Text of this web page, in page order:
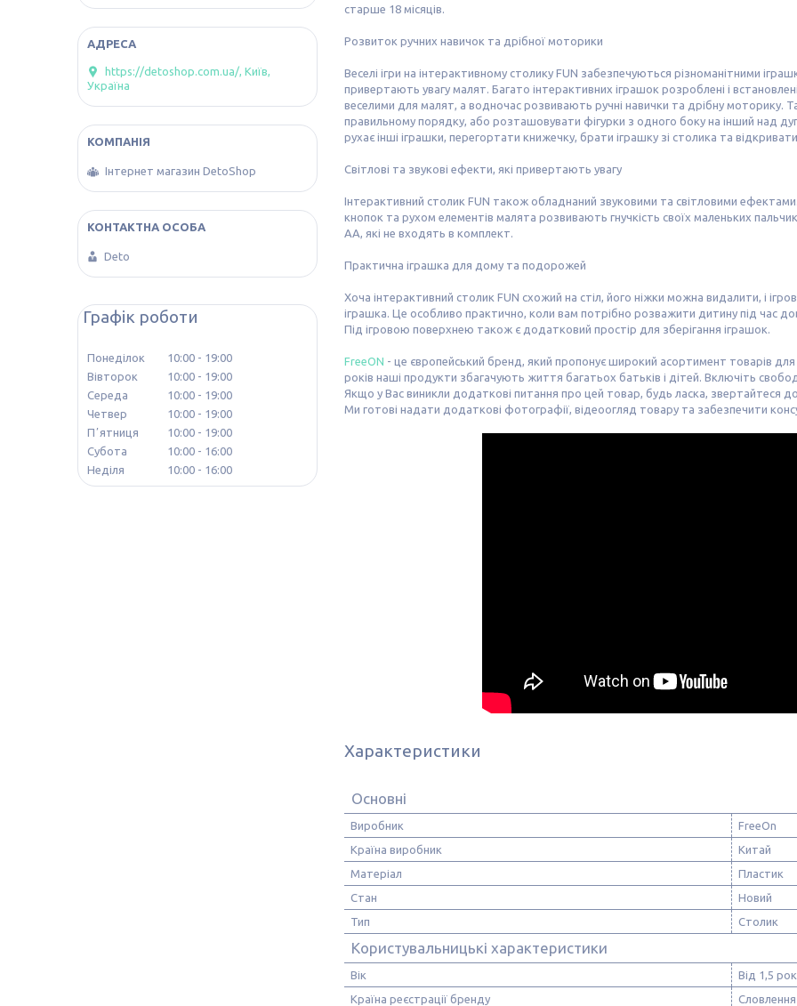
старше 18 місяців.
Розвиток ручних навичок та дрібної моторики
Веселі ігри на інтерактивному столику FUN забезпечуються різноманітними
привертають увагу малят. Багато інтерактивних іграшок розроблені і
веселими для малят, а водночас розвивають ручні навички та дрібну моторику.
правильному порядку, або розташовувати фігурки з одного боку на інший над
рухає інші іграшки, перегортати книжечку, брати іграшку зі столика та
Світлові та звукові ефекти, які привертають увагу
Інтерактивний столик FUN також обладнаний звуковими та світловими ефектами.
кнопок та рухом елементів малята розвивають гнучкість своїх маленьких
AA, які не входять в комплект.
Практична іграшка для дому та подорожей
Хоча інтерактивний столик FUN схожий на стіл, його ніжки можна видалити, і
іграшка. Це особливо практично, коли вам потрібно розважити дитину під час
Під ігровою поверхнею також є додатковий простір для зберігання іграшок.
FreeON - це європейський бренд, який пропонує широкий асортимент товарів
років наші продукти збагачують життя багатьох батьків і дітей. Включіть
Якщо у Вас виникли додаткові питання про цей товар, будь ласка, звертайтеся
Ми готові надати додаткові фотографії, відеоогляд товару та забезпечити
Характеристики
Основні
Виробник
FreeOn
Країна виробник
Китай
Матеріал
Пластик
Стан
Новий
Тип
Столик
Користувальницькі характеристики
Вік
Від 1,5
Країна реєстрації бренду
Словлення
https://detoshop.com.ua/, Київ,
Україна
Інтернет магазин DetoShop
Deto
Графік роботи
Понеділок 10:00
19:00
Вівторок
10:00
19:00
Середа
10:00
19:00
Четвер
10:00
19:00
Пʼятниця
10:00
19:00
Субота
10:00
16:00
Неділя
10:00 16:00